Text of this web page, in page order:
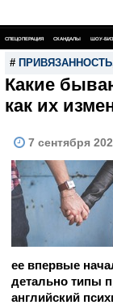
СПЕЦОПЕРАЦИЯ СКАНДАЛЫ ШОУ-
# ПРИВЯЗАННОСТЬ
Какие
как их
7 сентября
ее впервые
детально типы
английский